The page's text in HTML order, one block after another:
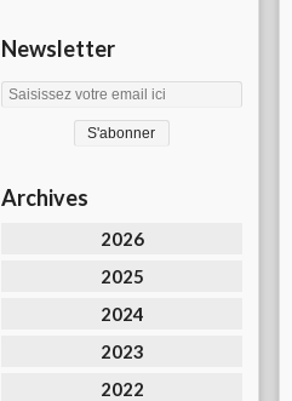
Newsletter
Archives
2026
2025
2024
2023
2022